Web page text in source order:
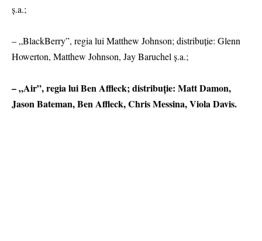
ș.a.;
– „BlackBerry”, regia lui Matthew Johnson; distribuție: Glenn
Howerton, Matthew Johnson, Jay Baruchel ș.a.;
– „Air”, regia lui Ben Affleck; distribuție: Matt Damon,
Jason Bateman, Ben Affleck, Chris Messina, Viola Davis.